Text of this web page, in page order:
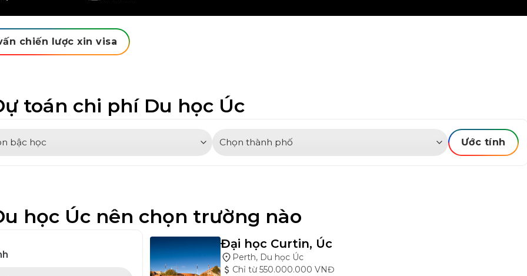
chiến lược xin visa
toán chi phí Du học Úc
Ước tính
học Úcnên chọn trường nào
Đại học Curtin, Úc
Perth, Du học Úc
Chỉ từ 550.000.000 VNĐ